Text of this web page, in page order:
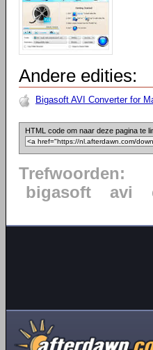
Andere edities:
Bigasoft AVI Converter for
HTML code om naar deze pagina te
Trefwoorden:
bigasoft
avi